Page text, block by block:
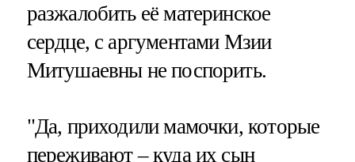
разжалобить её материнское
сердце, с аргументами Мзии
Митушаевны не поспорить.
"Да, приходили мамочки, которые
переживают – куда их сын